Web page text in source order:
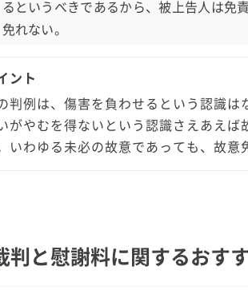
るというべきであるから、被上告人は免
免れない。
ント
判例は、傷害を負わせるという認識
がやむを得ないという認識さえあえば
いわゆる未必の故意であっても、故意
判と慰謝料に関するおす